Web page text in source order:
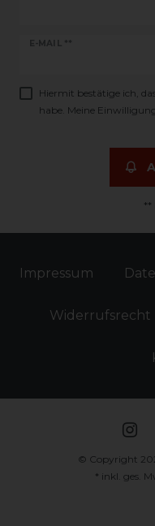
E-MAIL **
Newsletter
Hiermit bestätige ich,
habe. Meine
**
Impressum
Widerrufs­recht
© Copyright
* inkl. ges.